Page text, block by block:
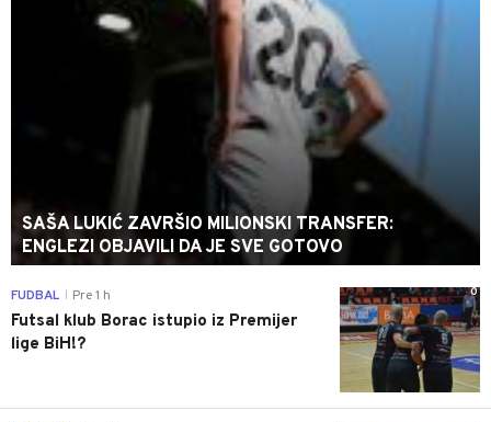
SAŠA LUKIĆ ZAVRŠIO MILIONSKI TRANSFER:
ENGLEZI OBJAVILI DA JE SVE GOTOVO
0
FUDBAL Pre 1 h
Futsal klub Borac istupio iz Premijer
lige BiH!?